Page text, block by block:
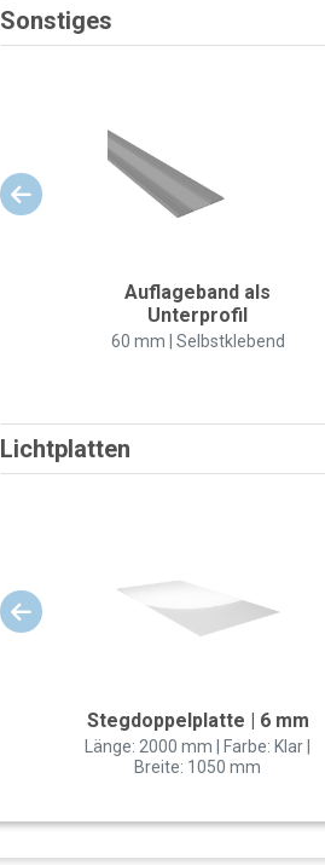
Sonstiges
Auflageband als
Unterprofil
60 mm | Selbstklebend
Lichtplatten
Stegdoppelplatte | 6 mm
Länge: 2000 mm | Farbe: Klar |
Breite: 1050 mm